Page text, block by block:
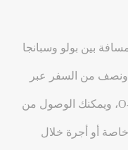
بين بولو وسبانجا
ونصف من السفر عبر
طرق الأناضول أوتو يولو، O-4، E80، ويمكنك الوصول من
أو أجرة خلال